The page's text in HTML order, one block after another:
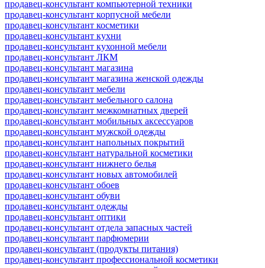
продавец-консультант компьютерной техники
продавец-консультант корпусной мебели
продавец-консультант косметики
продавец-консультант кухни
продавец-консультант кухонной мебели
продавец-консультант ЛКМ
продавец-консультант магазина
продавец-консультант магазина женской одежды
продавец-консультант мебели
продавец-консультант мебельного салона
продавец-консультант межкомнатных дверей
продавец-консультант мобильных аксессуаров
продавец-консультант мужской одежды
продавец-консультант напольных покрытий
продавец-консультант натуральной косметики
продавец-консультант нижнего белья
продавец-консультант новых автомобилей
продавец-консультант обоев
продавец-консультант обуви
продавец-консультант одежды
продавец-консультант оптики
продавец-консультант отдела запасных частей
продавец-консультант парфюмерии
продавец-консультант (продукты питания)
продавец-консультант профессиональной косметики